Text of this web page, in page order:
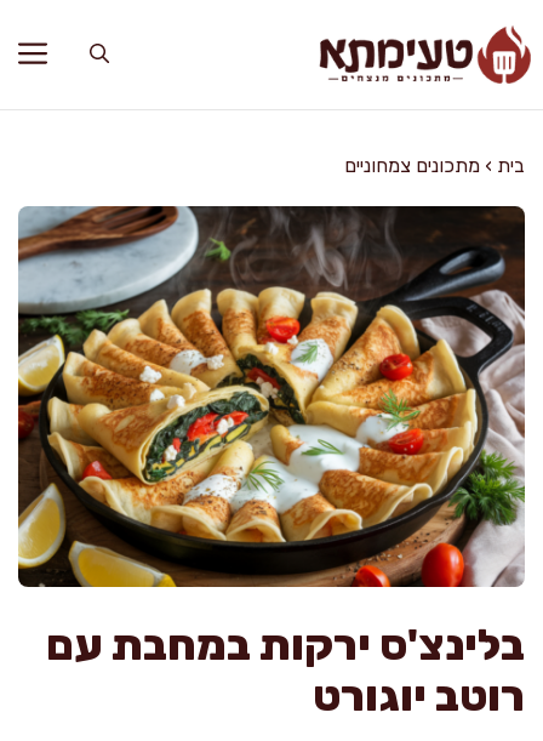
לתוכן
בית › מתכונים צמחוניים
בלינצ'ס ירקות במחבת עם
רוטב יוגורט